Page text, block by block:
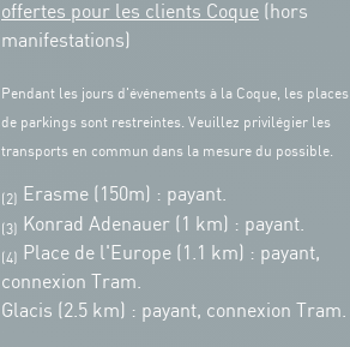
offertes pour les clients Coque (hors
manifestations)
Pendant les jours d'événements à la Coque, les places
de parkings sont restreintes. Veuillez privilégier les
transports en commun dans la mesure du possible.
(2) Erasme (150m) : payant.
(3) Konrad Adenauer (1 km) : payant.
(4)
Place de l'Europe (1.1 km) : payant,
connexion Tram.
Glacis (2.5 km) : payant, connexion Tram.